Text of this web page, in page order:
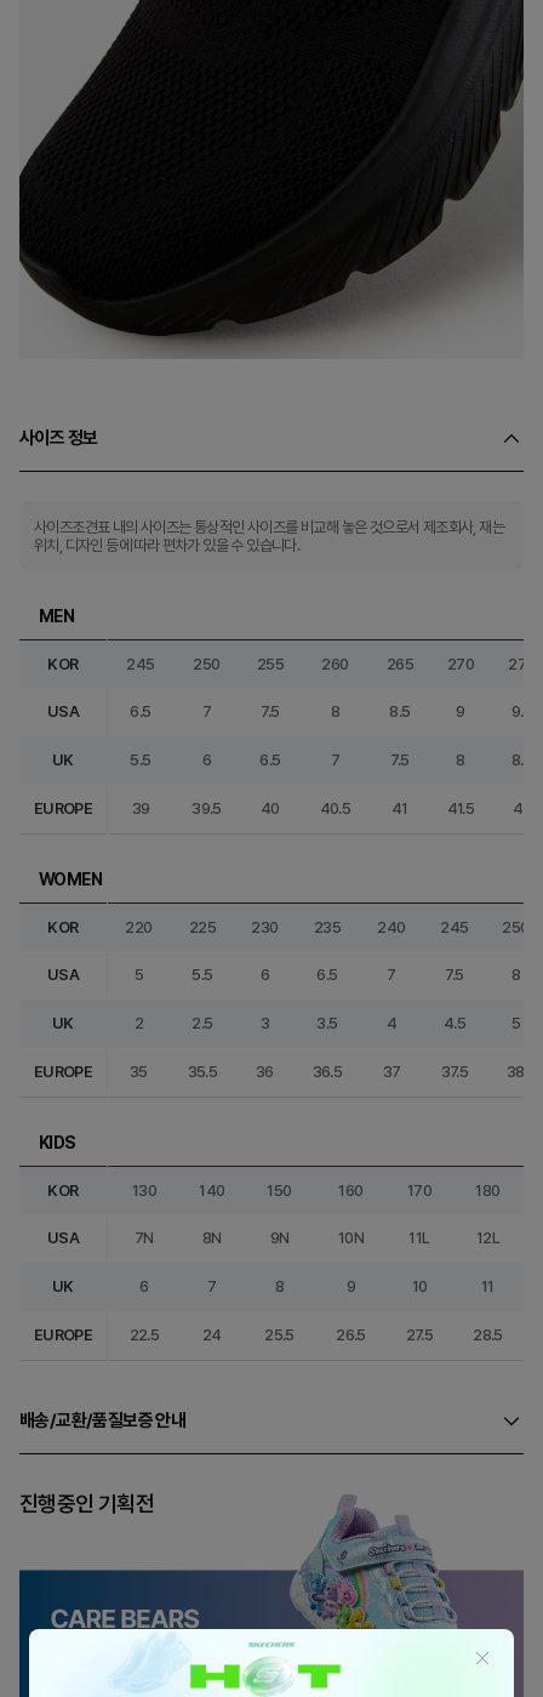
사이즈 정보
사이즈조견표 내의 사이즈는 통상적인 사이즈를 비교해 놓은 것으로서 제조회사, 재는
위치, 디자인 등에 따라 편차가 있을 수 있습니다.
MEN
KOR 245 250 255 260 265 270 275
USA 6.5 7 7.5 8 8.5 9 9.5
UK 5.5 6 6.5 7 7.5 8 8.5
EUROPE 39 39.5 40 40.5 41 41.5 42
WOMEN
KOR 220 225 230 235 240 245 250
USA 5 5.5 6 6.5 7 7.5 8
UK 2 2.5 3 3.5 4 4.5 5
EUROPE 35 35.5 36 36.5 37 37.5 38
KIDS
KOR 130 140 150 160 170 180
USA 7N 8N 9N 10N 11L 12L
UK 6 7 8 9 10 11
EUROPE 22.5 24 25.5 26.5 27.5 28.5
배송/교환/품질보증 안내
진행중인 기획전